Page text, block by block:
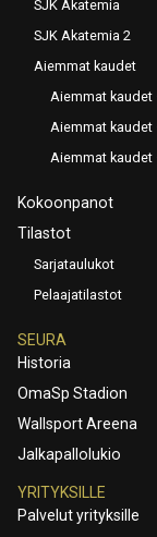
SJK Akatemia
SJK Akatemia 2
Aiemmat kaudet
Aiemmat kaudet
Aiemmat kaudet
Aiemmat kaudet
Kokoonpanot
Tilastot
Sarjataulukot
Pelaajatilastot
SEURA
Historia
OmaSp Stadion
Wallsport Areena
Jalkapallolukio
YRITYKSILLE
Palvelut yrityksille